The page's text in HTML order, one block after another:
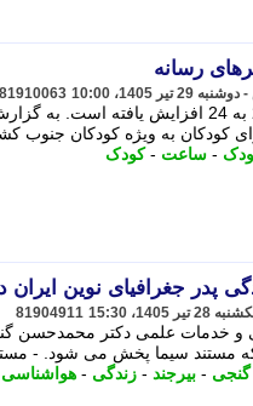
رسانه
81910063
پخش برنامه های شبکه کودک از ساعت 22 به 24
کودکان به ویژه کودکان جنوب
- ساعت -کودک
پدر جغرافیای نوین
81904911
و خدمات علمی دکتر محمدحسن
گنجی - بیرجند - زندگی - هواشناسی